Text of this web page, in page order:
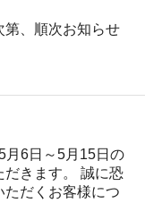
第、順次お知らせ
月6日～5月15日の
きます。 誠に恐
ただくお客様につ